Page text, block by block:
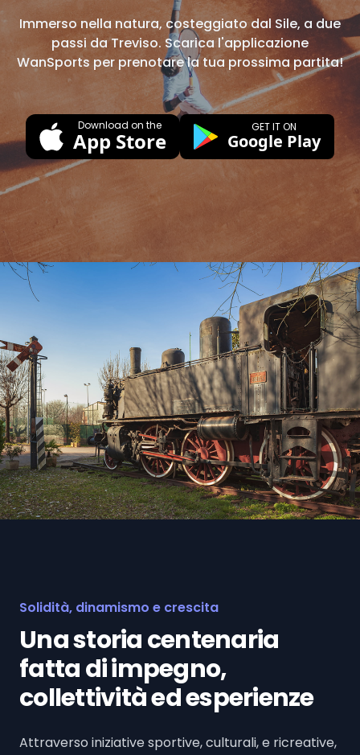
Immerso nella natura, costeggiato dal Sile, a due
passi da Treviso. Scarica l'applicazione
WanSports per prenotare la tua prossima partita!
Download on the
App Store
GET IT ON
Google Play
Solidità, dinamismo e crescita
Una storia centenaria
fatta di impegno,
collettività ed esperienze
Attraverso iniziative sportive, culturali, e ricreative,